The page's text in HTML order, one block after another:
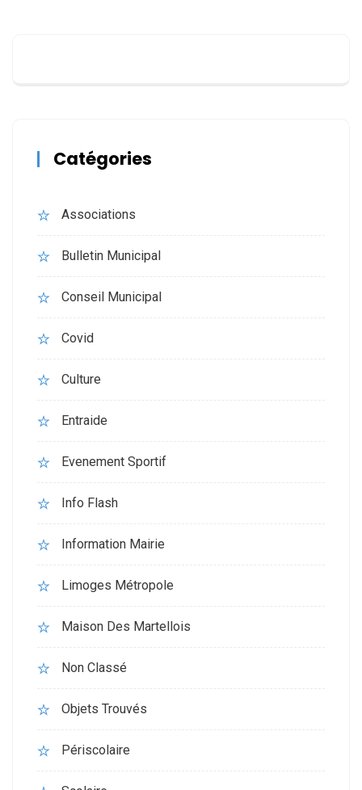
Catégories
Associations
Bulletin Municipal
Conseil Municipal
Covid
Culture
Entraide
Evenement Sportif
Info Flash
Information Mairie
Limoges Métropole
Maison Des Martellois
Non Classé
Objets Trouvés
Périscolaire